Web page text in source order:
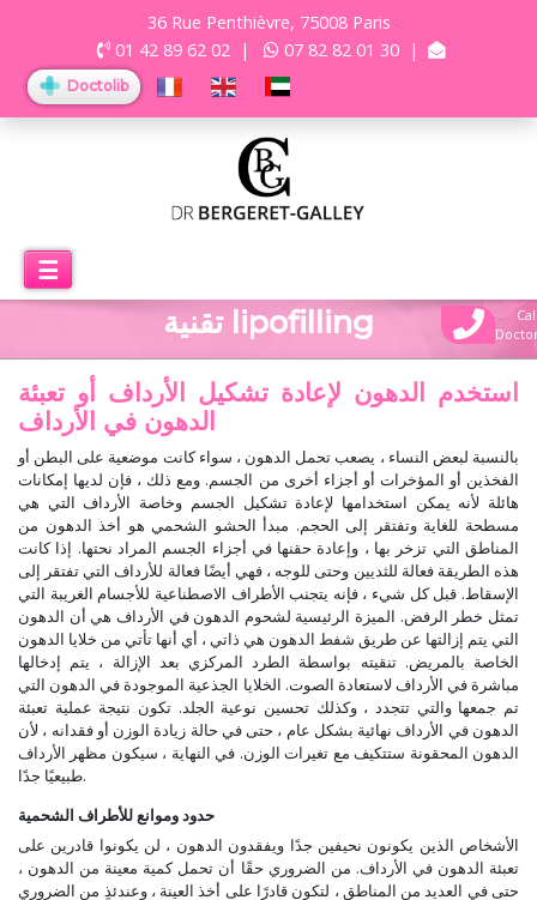
36 Rue Penthièvre, 75008 Paris
01 42 89 62 02 | 07 82 82 01 30 |
Doctolib
☰
تقنية lipofilling
استخدم الدهون لإعادة تشكيل الأرداف أو تعبئة
الدهون في الأرداف
بالنسبة لبعض النساء ، يصعب تحمل الدهون ، سواء كانت موضعية على البطن أو
الفخذين أو المؤخرات أو أجزاء أخرى من الجسم. ومع ذلك ، فإن لديها إمكانات
هائلة لأنه يمكن استخدامها لإعادة تشكيل الجسم وخاصة الأرداف التي هي
مسطحة للغاية وتفتقر إلى الحجم. مبدأ الحشو الشحمي هو أخذ الدهون من
المناطق التي تزخر بها ، وإعادة حقنها في أجزاء الجسم المراد نحتها. إذا كانت
هذه الطريقة فعالة للثديين وحتى للوجه ، فهي أيضًا فعالة للأرداف التي تفتقر إلى
الإسقاط. قبل كل شيء ، فإنه يتجنب الأطراف الاصطناعية للأجسام الغريبة التي
تمثل خطر الرفض. الميزة الرئيسية لشحوم الدهون في الأرداف هي أن الدهون
التي يتم إزالتها عن طريق شفط الدهون هي ذاتي ، أي أنها تأتي من خلايا الدهون
الخاصة بالمريض. تنقيته بواسطة الطرد المركزي بعد الإزالة ، يتم إدخالها
مباشرة في الأرداف لاستعادة الصوت. الخلايا الجذعية الموجودة في الدهون التي
تم جمعها والتي تتجدد ، وكذلك تحسين نوعية الجلد. تكون نتيجة عملية تعبئة
الدهون في الأرداف نهائية بشكل عام ، حتى في حالة زيادة الوزن أو فقدانه ، لأن
الدهون المحقونة ستتكيف مع تغيرات الوزن. في النهاية ، سيكون مظهر الأرداف
طبيعيًا جدًا.
حدود وموانع للأطراف الشحمية
الأشخاص الذين يكونون نحيفين جدًا ويفقدون الدهون ، لن يكونوا قادرين على
تعبئة الدهون في الأرداف. من الضروري حقًا أن تحمل كمية معينة من الدهون ،
حتى في العديد من المناطق ، لتكون قادرًا على أخذ العينة ، وعندئذٍ من الضروري